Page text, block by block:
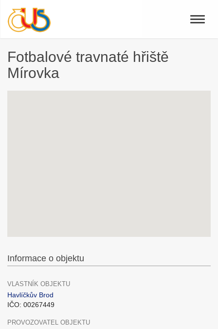
Toggle
Fotbalové travnaté hřiště
Mírovka
Informace o objektu
VLASTNÍK OBJEKTU
Havlíčkův Brod
IČO: 00267449
PROVOZOVATEL OBJEKTU